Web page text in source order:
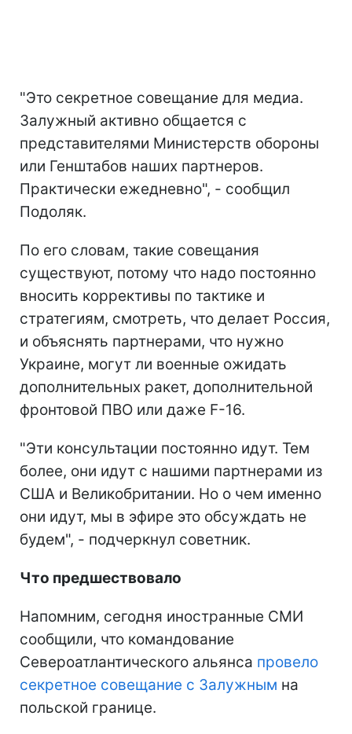
"Это секретное совещание для медиа.
Залужный активно общается с
представителями Министерств обороны
или Генштабов наших партнеров.
Практически ежедневно", - сообщил
Подоляк.
По его словам, такие совещания
существуют, потому что надо постоянно
вносить коррективы по тактике и
стратегиям, смотреть, что делает Россия,
и объяснять партнерами, что нужно
Украине, могут ли военные ожидать
дополнительных ракет, дополнительной
фронтовой ПВО или даже F-16.
"Эти консультации постоянно идут. Тем
более, они идут с нашими партнерами из
США и Великобритании. Но о чем именно
они идут, мы в эфире это обсуждать не
будем", - подчеркнул советник.
Что предшествовало
Напомним, сегодня иностранные СМИ
сообщили, что командование
Североатлантического альянса провело
секретное совещание с Залужным на
польской границе.